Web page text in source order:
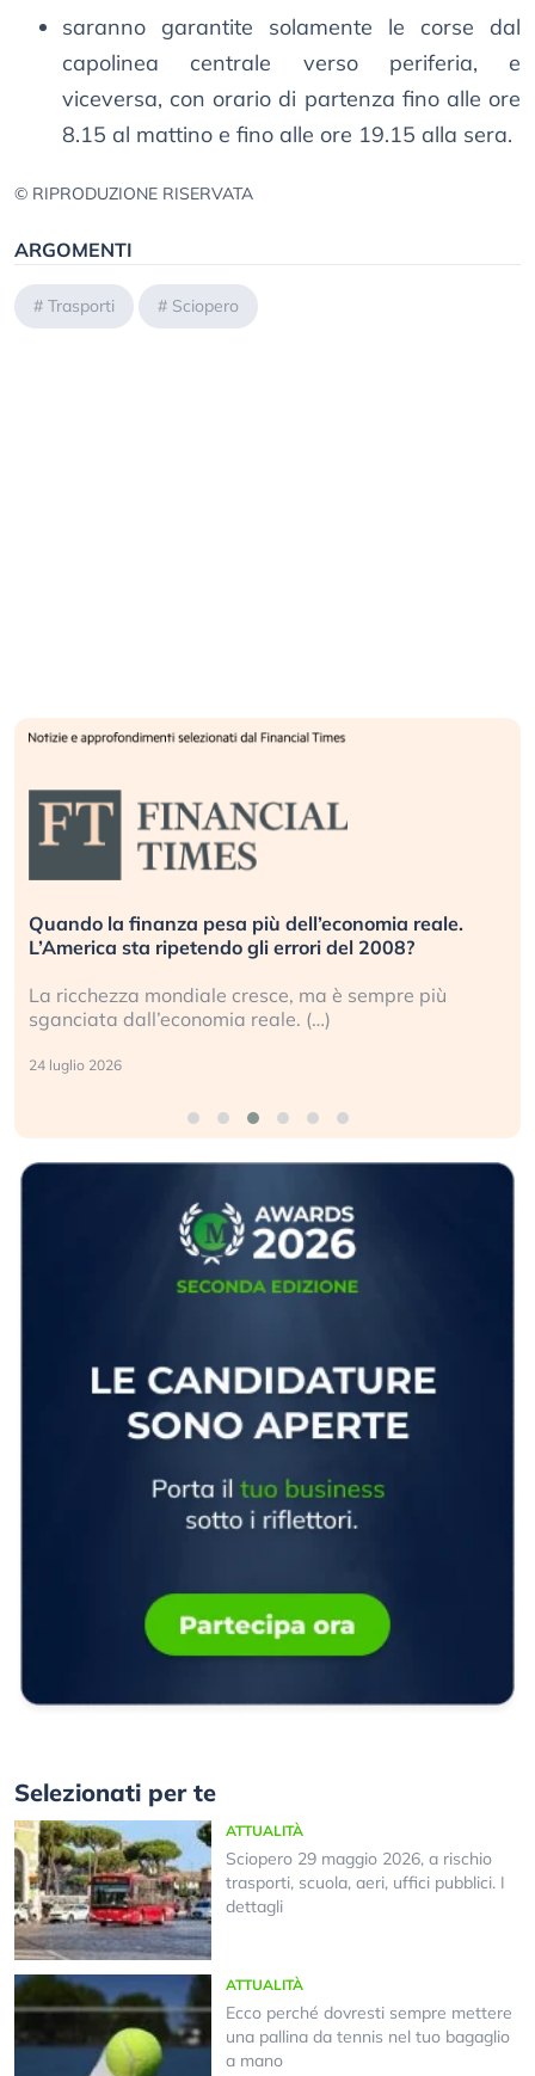
saranno garantite solamente le corse dal
capolinea centrale verso periferia, e
viceversa, con orario di partenza fino alle ore
8.15 al mattino e fino alle ore 19.15 alla sera.
© RIPRODUZIONE RISERVATA
ARGOMENTI
# Trasporti # Sciopero
Quando la finanza pesa più dell’economia reale.
L’America sta ripetendo gli errori del 2008?
La ricchezza mondiale cresce, ma è sempre più
sganciata dall’economia reale. (…)
24 luglio 2026
Selezionati per te
ATTUALITÀ
Sciopero 29 maggio 2026, a rischio
trasporti, scuola, aeri, uffici pubblici. I
dettagli
ATTUALITÀ
Ecco perché dovresti sempre mettere
una pallina da tennis nel tuo bagaglio
a mano